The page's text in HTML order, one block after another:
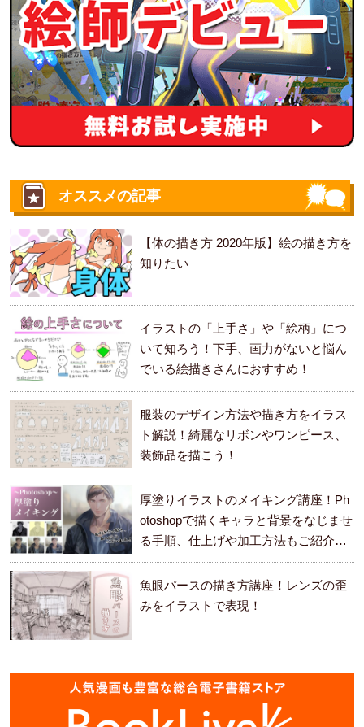
オススメの記事
【体の描き方 2020年版】絵の描き方を
知りたい
イラストの「上手さ」や「絵柄」につ
いて知ろう！下手、画力がないと悩ん
でいる絵描きさんにおすすめ！
服装のデザイン方法や描き方をイラス
ト解説！綺麗なリボンやワンピース、
装飾品を描こう！
厚塗りイラストのメイキング講座！Ph
otoshopで描くキャラと背景をなじませ
る手順、仕上げや加工方法もご紹介し
ます。
魚眼パースの描き方講座！レンズの歪
みをイラストで表現！